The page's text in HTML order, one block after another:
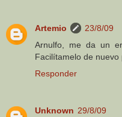
Artemio
23/8/09
Arnulfo, me da un
Facilítamelo de
Responder
Unknown 29/8/09